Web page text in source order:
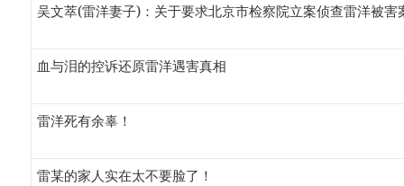
吴文萃(雷洋妻子)：关于要求北京市检察院立案侦查雷洋被害
血与泪的控诉还原雷洋遇害真相
雷洋死有余辜！
雷某的家人实在太不要脸了！